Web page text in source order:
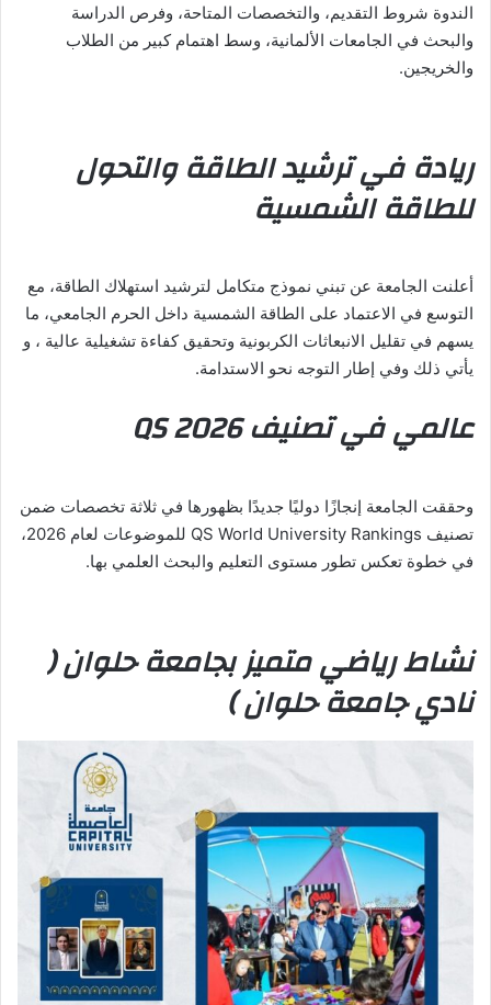
الندوة شروط التقديم، والتخصصات المتاحة، وفرص الدراسة
والبحث في الجامعات الألمانية، وسط اهتمام كبير من الطلاب
والخريجين.
ريادة في ترشيد الطاقة والتحول
للطاقة الشمسية
أعلنت الجامعة عن تبني نموذج متكامل لترشيد استهلاك الطاقة، مع
التوسع في الاعتماد على الطاقة الشمسية داخل الحرم الجامعي، ما
يسهم في تقليل الانبعاثات الكربونية وتحقيق كفاءة تشغيلية عالية ، و
يأتي ذلك وفي إطار التوجه نحو الاستدامة.
عالمي في تصنيف QS 2026
وحققت الجامعة إنجازًا دوليًا جديدًا بظهورها في ثلاثة تخصصات ضمن
تصنيف QS World University Rankings للموضوعات لعام 2026،
في خطوة تعكس تطور مستوى التعليم والبحث العلمي بها.
نشاط رياضي متميز بجامعة حلوان (
نادي جامعة حلوان )